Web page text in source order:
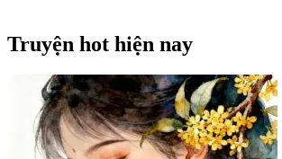
Truyện hot hiện nay